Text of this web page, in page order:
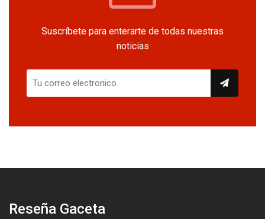
Suscríbete para enterarte de todas nuestras
noticias
Reseña Gaceta